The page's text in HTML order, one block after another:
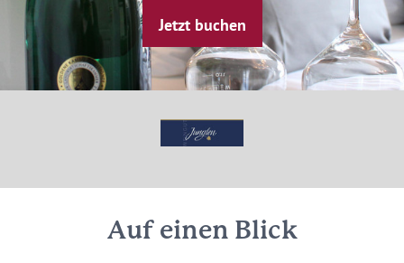
Jetzt buchen
Auf einen Blick